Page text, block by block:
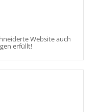
Website auch
erfüllt!